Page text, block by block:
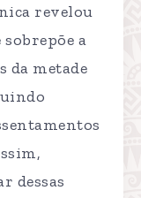
revelou
sobrepõe a
da metade
dessas